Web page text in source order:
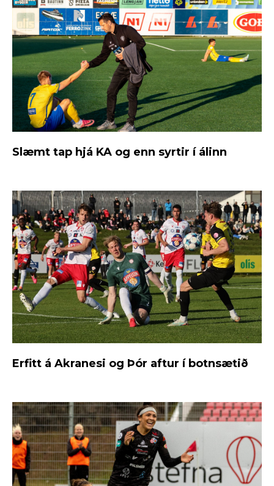
Slæmt tap hjá KA og enn syrtir í álinn
Erfitt á Akranesi og Þór aftur í botnsætið